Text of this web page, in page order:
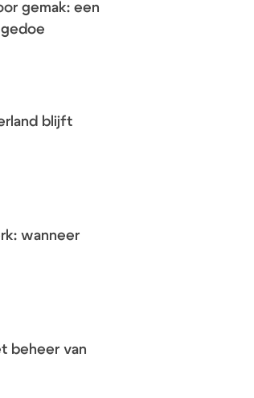
gemak: een
blijft
wanneer
beheer van